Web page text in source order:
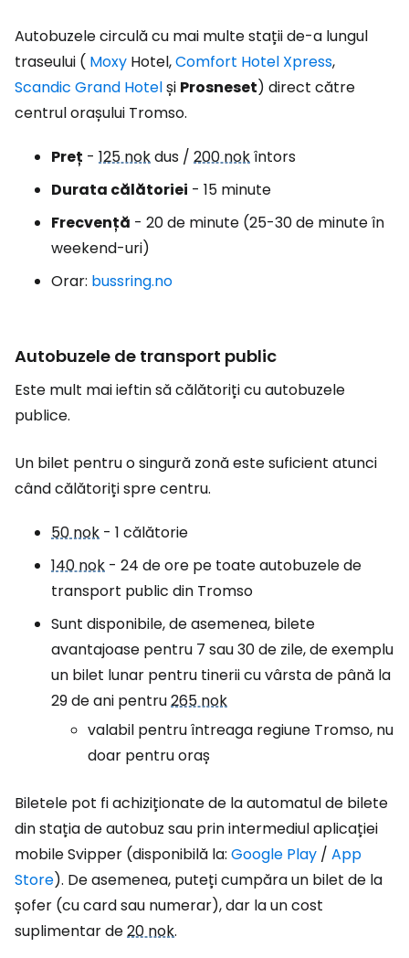
Autobuzele circulă cu mai multe stații de-a lungul
traseului ( Moxy Hotel,Comfort Hotel Xpress,
Scandic Grand Hotelși Prosneset) direct către
centrul orașului Tromso.
Preț - 125 nokdus / 200 nokîntors
Durata călătoriei - 15 minute
Frecvență - 20 de minute (25-30 de minute în
weekend-uri)
Orar: bussring.no
Autobuzele de transport public
Este mult mai ieftin să călătoriți cu autobuzele
publice.
Un bilet pentru o singură zonă este suficient atunci
când călătoriți spre centru.
50 nok - 1 călătorie
140 nok - 24 de ore pe toate autobuzele de
transport public din Tromso
Sunt disponibile, de asemenea, bilete
avantajoase pentru 7 sau 30 de zile, de exemplu
un bilet lunar pentru tinerii cu vârsta de până la
29 de ani pentru265 nok
valabil pentru întreaga regiune Tromso, nu
doar pentru oraș
Biletele pot fi achiziționate de la automatul de bilete
din stația de autobuz sau prin intermediul aplicației
mobile Svipper (disponibilă la: Google Play / App
Store). De asemenea, puteți cumpăra un bilet de la
șofer (cu card sau numerar), dar la un cost
suplimentar de20 nok.